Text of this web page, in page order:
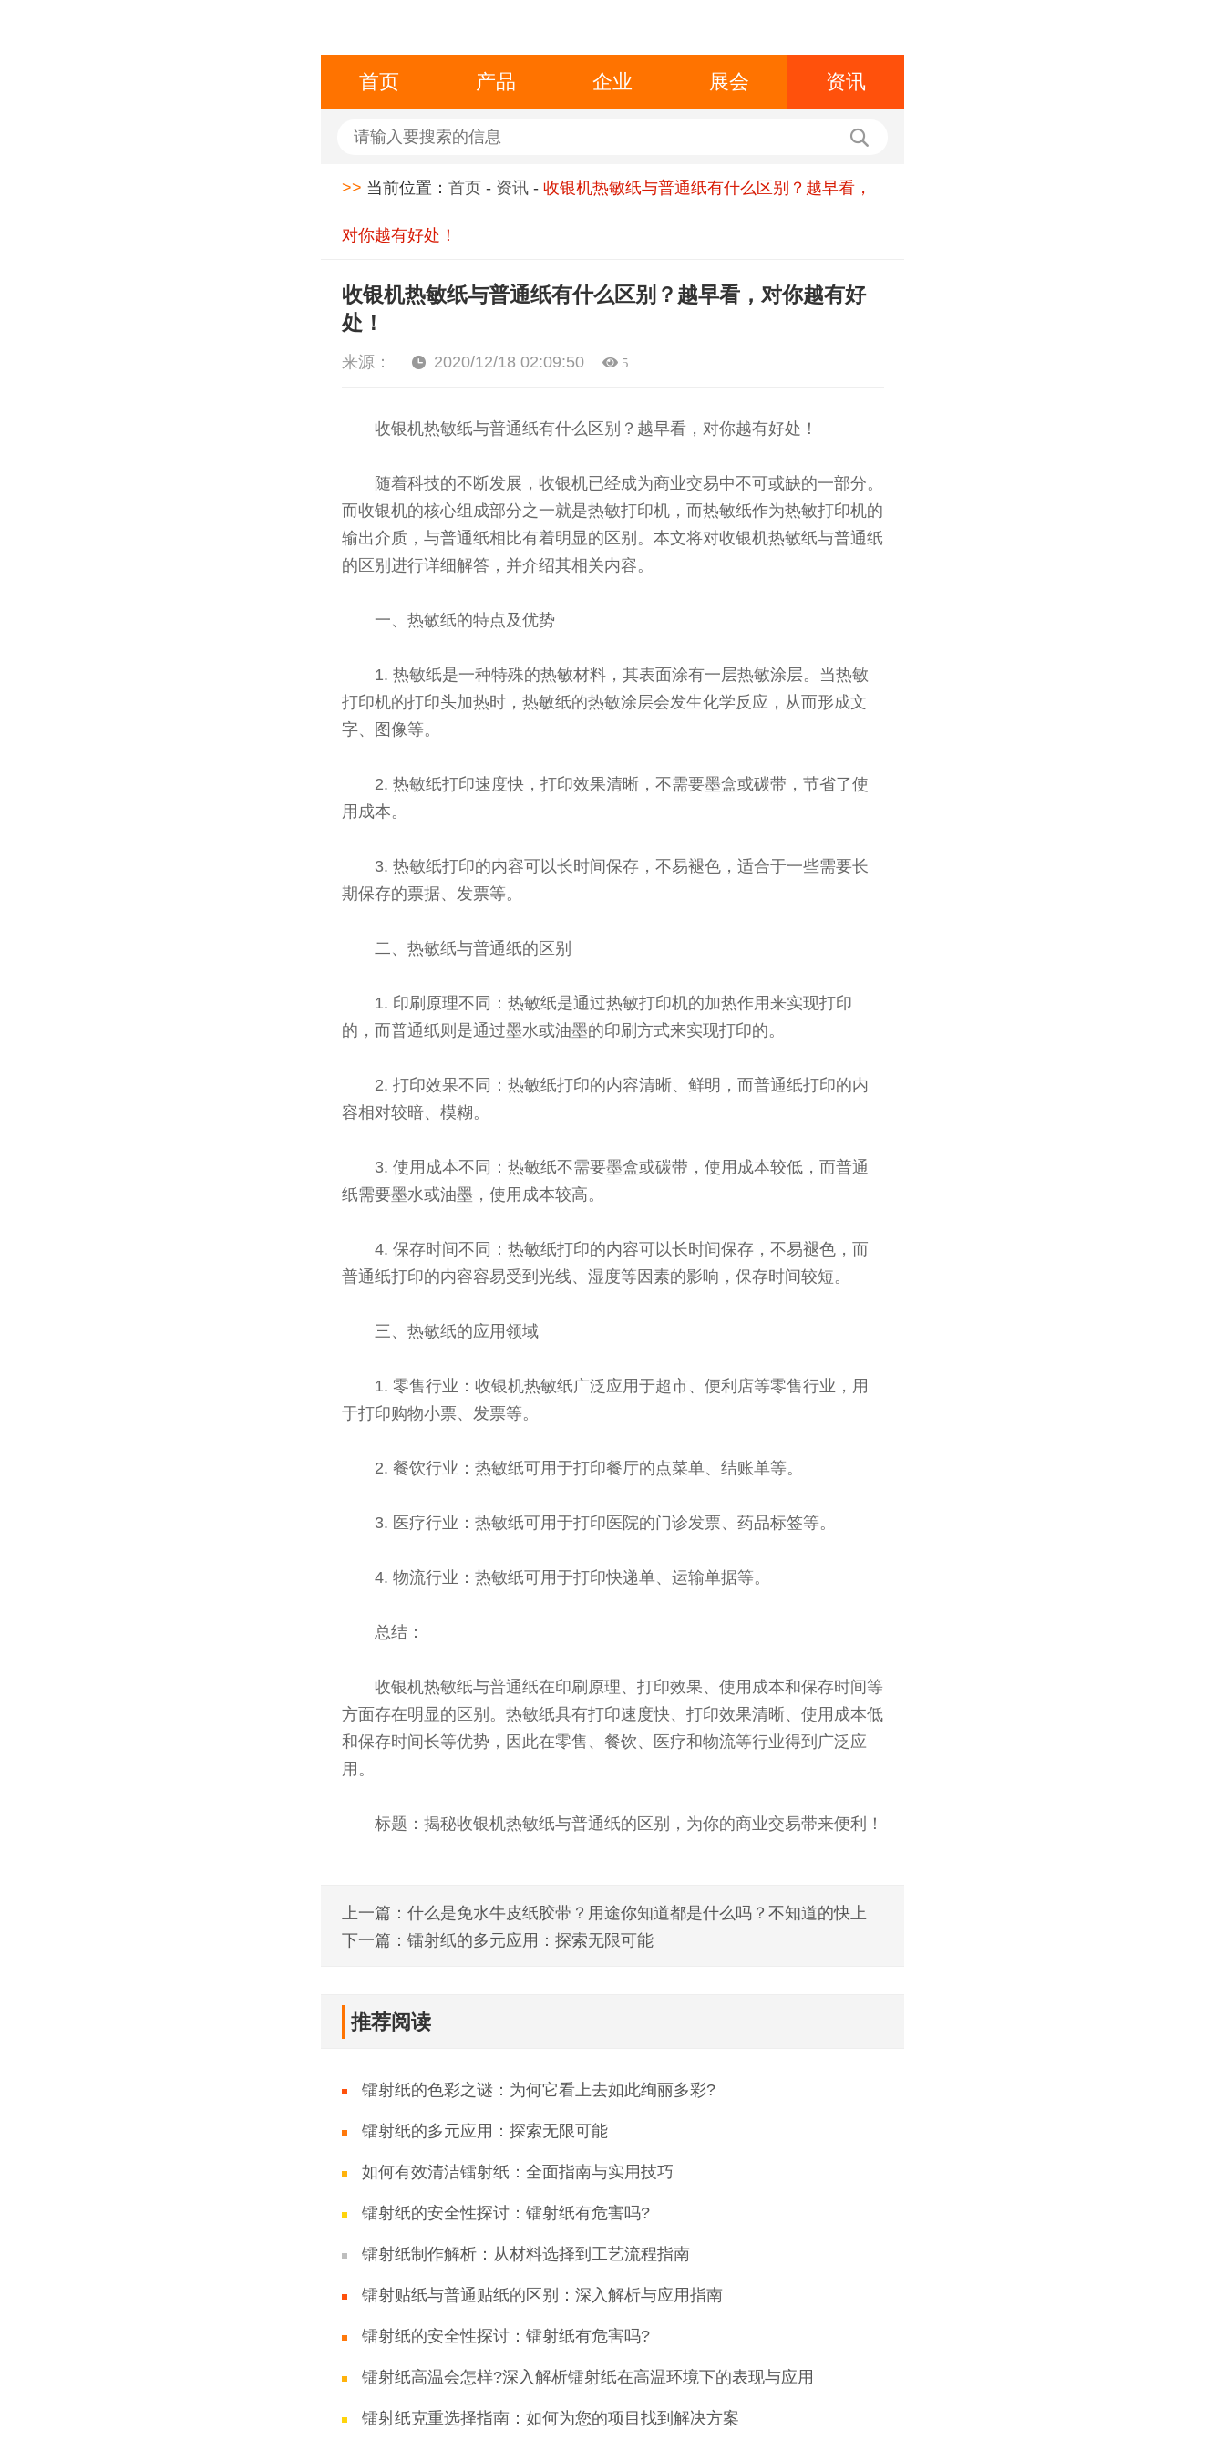
首页 产品 企业 展会 资讯
>> 当前位置： 首页 - 资讯- 收银机热敏纸与普通纸有什么区别？越早看，
对你越有好处！
收银机热敏纸与普通纸有什么区别？越早看，对你越有好
处！
来源： 2020/12/18 02:09:50 5
收银机热敏纸与普通纸有什么区别？越早看，对你越有好处！
随着科技的不断发展，收银机已经成为商业交易中不可或缺的一部分。
而收银机的核心组成部分之一就是热敏打印机，而热敏纸作为热敏打印机的
输出介质，与普通纸相比有着明显的区别。本文将对收银机热敏纸与普通纸
的区别进行详细解答，并介绍其相关内容。
一、热敏纸的特点及优势
1. 热敏纸是一种特殊的热敏材料，其表面涂有一层热敏涂层。当热敏
打印机的打印头加热时，热敏纸的热敏涂层会发生化学反应，从而形成文
字、图像等。
2. 热敏纸打印速度快，打印效果清晰，不需要墨盒或碳带，节省了使
用成本。
3. 热敏纸打印的内容可以长时间保存，不易褪色，适合于一些需要长
期保存的票据、发票等。
二、热敏纸与普通纸的区别
1. 印刷原理不同：热敏纸是通过热敏打印机的加热作用来实现打印
的，而普通纸则是通过墨水或油墨的印刷方式来实现打印的。
2. 打印效果不同：热敏纸打印的内容清晰、鲜明，而普通纸打印的内
容相对较暗、模糊。
3. 使用成本不同：热敏纸不需要墨盒或碳带，使用成本较低，而普通
纸需要墨水或油墨，使用成本较高。
4. 保存时间不同：热敏纸打印的内容可以长时间保存，不易褪色，而
普通纸打印的内容容易受到光线、湿度等因素的影响，保存时间较短。
三、热敏纸的应用领域
1. 零售行业：收银机热敏纸广泛应用于超市、便利店等零售行业，用
于打印购物小票、发票等。
2. 餐饮行业：热敏纸可用于打印餐厅的点菜单、结账单等。
3. 医疗行业：热敏纸可用于打印医院的门诊发票、药品标签等。
4. 物流行业：热敏纸可用于打印快递单、运输单据等。
总结：
收银机热敏纸与普通纸在印刷原理、打印效果、使用成本和保存时间等
方面存在明显的区别。热敏纸具有打印速度快、打印效果清晰、使用成本低
和保存时间长等优势，因此在零售、餐饮、医疗和物流等行业得到广泛应
用。
标题：揭秘收银机热敏纸与普通纸的区别，为你的商业交易带来便利！
上一篇：什么是免水牛皮纸胶带？用途你知道都是什么吗？不知道的快上
车！
下一篇：镭射纸的多元应用：探索无限可能
推荐阅读
镭射纸的色彩之谜：为何它看上去如此绚丽多彩?
镭射纸的多元应用：探索无限可能
如何有效清洁镭射纸：全面指南与实用技巧
镭射纸的安全性探讨：镭射纸有危害吗?
镭射纸制作解析：从材料选择到工艺流程指南
镭射贴纸与普通贴纸的区别：深入解析与应用指南
镭射纸的安全性探讨：镭射纸有危害吗?
镭射纸高温会怎样?深入解析镭射纸在高温环境下的表现与应用
镭射纸克重选择指南：如何为您的项目找到解决方案